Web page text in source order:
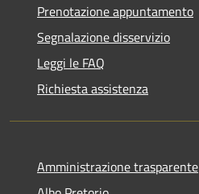
Prenotazione appuntamento
Segnalazione disservizio
Leggi le FAQ
Richiesta assistenza
Amministrazione trasparente